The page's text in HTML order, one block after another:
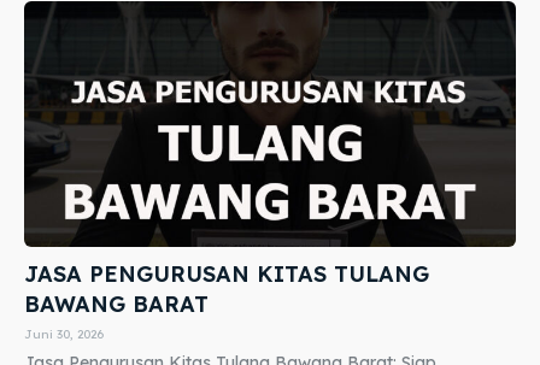
JASA PENGURUSAN KITAS TULANG
BAWANG BARAT
Juni 30, 2026